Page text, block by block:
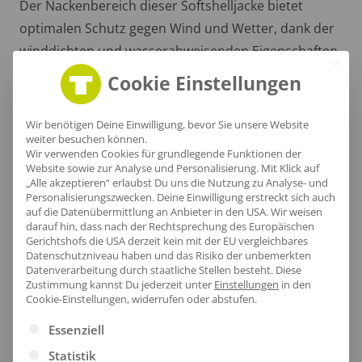
Der Nackenbereich dieser Softshelljacke bietet
optimalen Schutz gegen Wind und Wetter, dank der
winddichten und wasserabweisenden Eigenschaften
des robusten Polyester-Außenmaterials.
Robuster Saum
Cookie Einstellungen
Wir benötigen Deine Einwilligung, bevor Sie unsere Website
weiter besuchen können.
Wir verwenden Cookies für grundlegende Funktionen der
Website sowie zur Analyse und Personalisierung. Mit Klick auf
„Alle akzeptieren“ erlaubst Du uns die Nutzung zu Analyse- und
Personalisierungszwecken. Deine Einwilligung erstreckt sich auch
auf die Datenübermittlung an Anbieter in den USA. Wir weisen
darauf hin, dass nach der Rechtsprechung des Europäischen
Gerichtshofs die USA derzeit kein mit der EU vergleichbares
Datenschutzniveau haben und das Risiko der unbemerkten
Datenverarbeitung durch staatliche Stellen besteht. Diese
Zustimmung kannst Du jederzeit unter Einstellungen in den
Cookie-Einstellungen, widerrufen oder abstufen.
Es folgt eine Liste der Service-Gruppen, für die eine
Essenziell
Statistik